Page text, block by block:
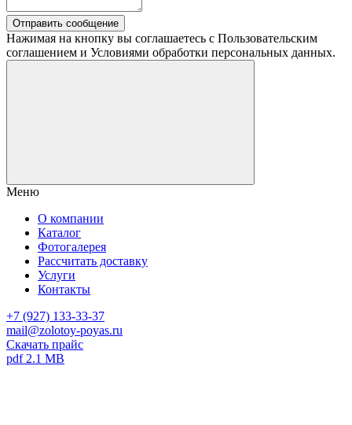
Отправить сообщение
Нажимая на кнопку вы соглашаетесь с Пользовательским
соглашением и Условиями обработки персональных данных.
Меню
О компании
Каталог
Фотогалерея
Рассчитать доставку
Услуги
Контакты
+7 (927) 133-33-37
mail@zolotoy-poyas.ru
Скачать прайс
pdf 2.1 MB